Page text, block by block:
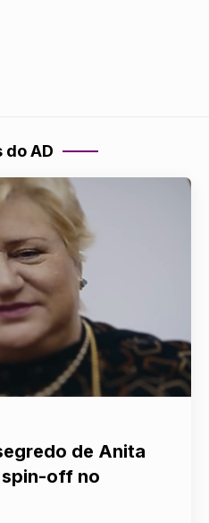
do AD
de Anita
spin-off no